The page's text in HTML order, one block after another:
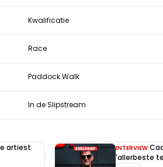
Kwalificatie
Race
Paddock Walk
In de Slipstream
artiest
INTERVIEW
'allerbeste